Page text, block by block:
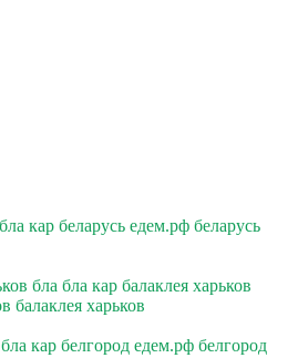
кар беларусь едем.рф беларусь
бла бла кар балаклея харьков
балаклея харьков
кар белгород едем.рф белгород